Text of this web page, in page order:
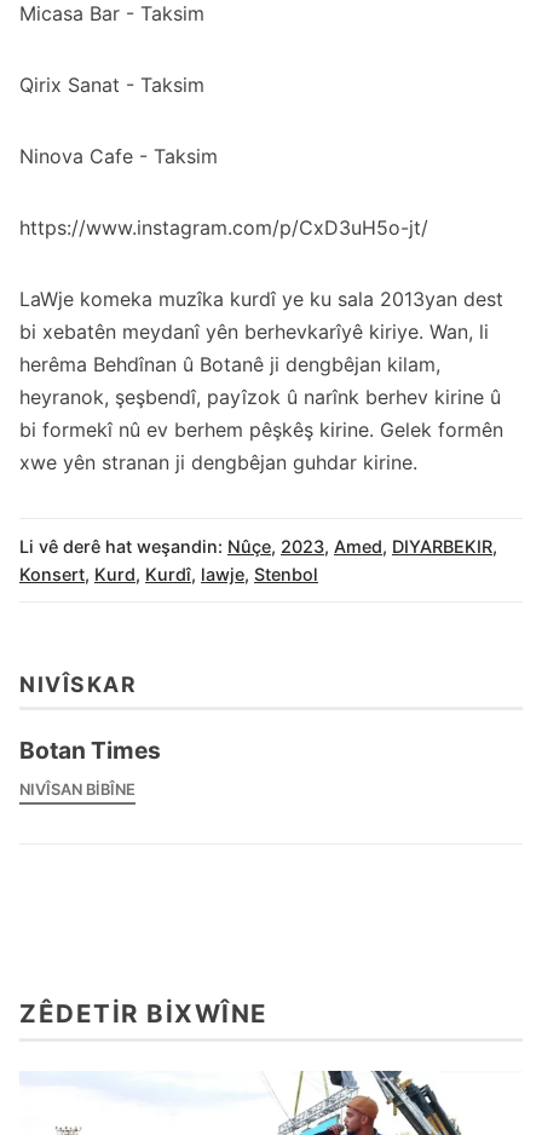
Micasa Bar - Taksim
Qirix Sanat - Taksim
Ninova Cafe - Taksim
https://www.instagram.com/p/CxD3uH5o-jt/
LaWje komeka muzîka kurdî ye ku sala 2013yan dest
bi xebatên meydanî yên berhevkarîyê kiriye. Wan, li
herêma Behdînan û Botanê ji dengbêjan kilam,
heyranok, şeşbendî, payîzok û narînk berhev kirine û
bi formekî nû ev berhem pêşkêş kirine. Gelek formên
xwe yên stranan ji dengbêjan guhdar kirine.
Li vê derê hat weşandin: Nûçe, 2023, Amed, DIYARBEKIR,
Konsert, Kurd, Kurdî, lawje, Stenbol
NIVÎSKAR
Botan Times
NIVÎSAN BIBÎNE
ZÊDETIR BIXWÎNE